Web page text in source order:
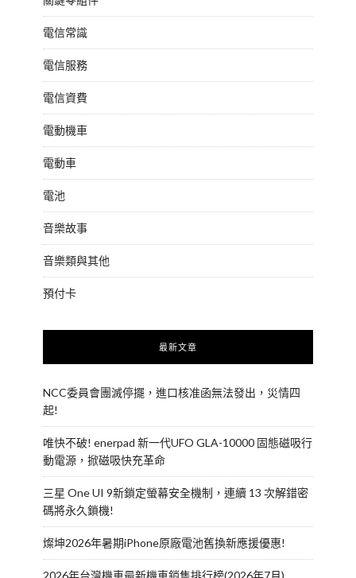
電信常識
電信服務
電信資費
電動機車
電動車
電池
音樂故事
音樂類與其他
預付卡
最新文章
NCC委員會團滅停擺，進口核准函無法發出，災情四
起!
唯快不破! enerpad 新一代UFO GLA-10000 固態磁吸行
動電源，掀磁吸快充革命
三星 One UI 9新鎖定螢幕安全機制，連續 13 次解錯密
碼將永久鎖機!
燦坤2026年暑期iPhone原廠電池舊換新應援優惠!
2026年台灣機車最新機車銷售排行榜(2026年7月)